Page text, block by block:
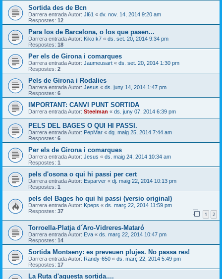
Sortida des de Bcn
Darrera entrada Autor: Jl61 « dv. nov. 14, 2014 9:20 am
Respostes: 12
Para los de Barcelona, o los que pasen...
Darrera entrada Autor: Kiko k7 « ds. set. 20, 2014 9:34 pm
Respostes: 18
Per els de Girona i comarques
Darrera entrada Autor: Jaumeusart « ds. set. 20, 2014 1:30 pm
Respostes: 2
Pels de Girona i Rodalies
Darrera entrada Autor: Jesus « ds. juny 14, 2014 1:47 pm
Respostes: 6
IMPORTANT: CANVI PUNT SORTIDA
Darrera entrada Autor: Steelman « ds. juny 07, 2014 6:39 pm
PELS DEL BAGES O QUI HI PASSI.
Darrera entrada Autor: PepMar « dg. maig 25, 2014 7:44 am
Respostes: 6
Per els de Girona i comarques
Darrera entrada Autor: Jesus « ds. maig 24, 2014 10:34 am
Respostes: 1
pels d'osona o qui hi passi per cert
Darrera entrada Autor: Esparver « dj. maig 22, 2014 10:13 pm
Respostes: 1
pels del Bages ho qui hi passi (versio original)
Darrera entrada Autor: Kpeps « ds. març 22, 2014 11:59 pm
Respostes: 37 1 2
Torroella-Platja d´Aro-Vidreres-Mataró
Darrera entrada Autor: Eva « ds. març 22, 2014 10:47 pm
Respostes: 14
Sortida Montseny: es preveuen plujes. No passa res!
Darrera entrada Autor: Randy-650 « ds. març 22, 2014 5:49 pm
Respostes: 17
La Ruta d'aquesta sortida....